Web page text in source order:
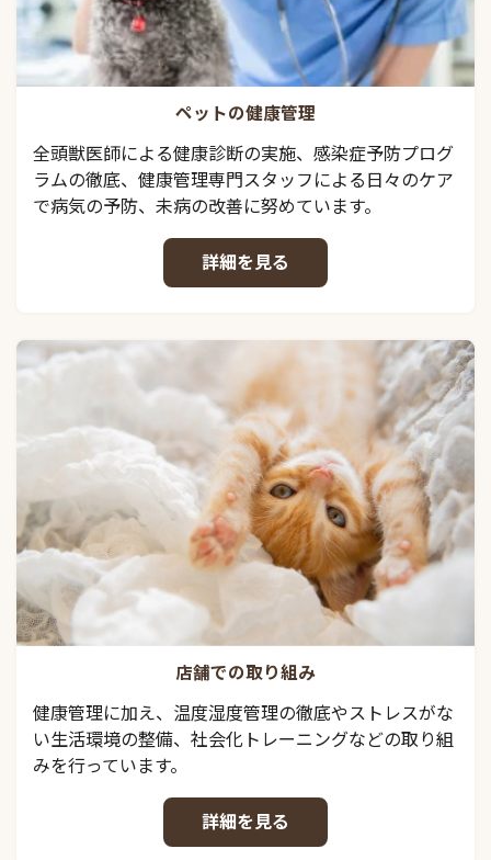
ペットの健康管理
全頭獣医師による健康診断の実施、感染症予防プログ
ラムの徹底、健康管理専門スタッフによる日々のケア
で病気の予防、未病の改善に努めています。
詳細を見る
店舗での取り組み
健康管理に加え、温度湿度管理の徹底やストレスがな
い生活環境の整備、社会化トレーニングなどの取り組
みを行っています。
詳細を見る